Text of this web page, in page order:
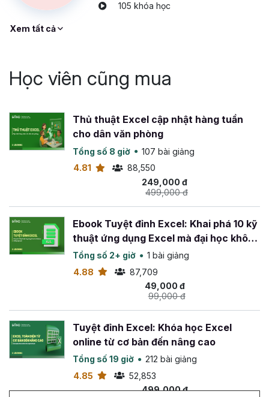
105 khóa học
Xem tất cả
Học viên cũng mua
Thủ thuật Excel cập nhật hàng tuần
cho dân văn phòng
Tổng số 8 giờ
107 bài giảng
4.81
88,550
249,000 đ
499,000 đ
Ebook Tuyệt đỉnh Excel: Khai phá 10 kỹ
thuật ứng dụng Excel mà đại học không
dạy bạn
Tổng số 2+ giờ
1 bài giảng
4.88
87,709
49,000 đ
99,000 đ
Tuyệt đỉnh Excel: Khóa học Excel
online từ cơ bản đến nâng cao
Tổng số 19 giờ
212 bài giảng
4.85
52,853
499,000 đ